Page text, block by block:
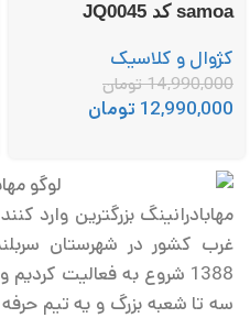
samoa کد JQ0045
کژوال و کلاسیک
14,990,000تومان
12,990,000 تومان
مهابادرانینگ بزرگترین وارد
غرب کشور در شهرستان
1388 شروع به فعالیت
سه تا شعبه بزرگ و یه تیم